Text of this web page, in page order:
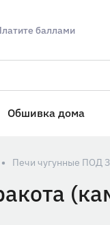
баллами
Обшивка дома
Печи чугунные ПОД